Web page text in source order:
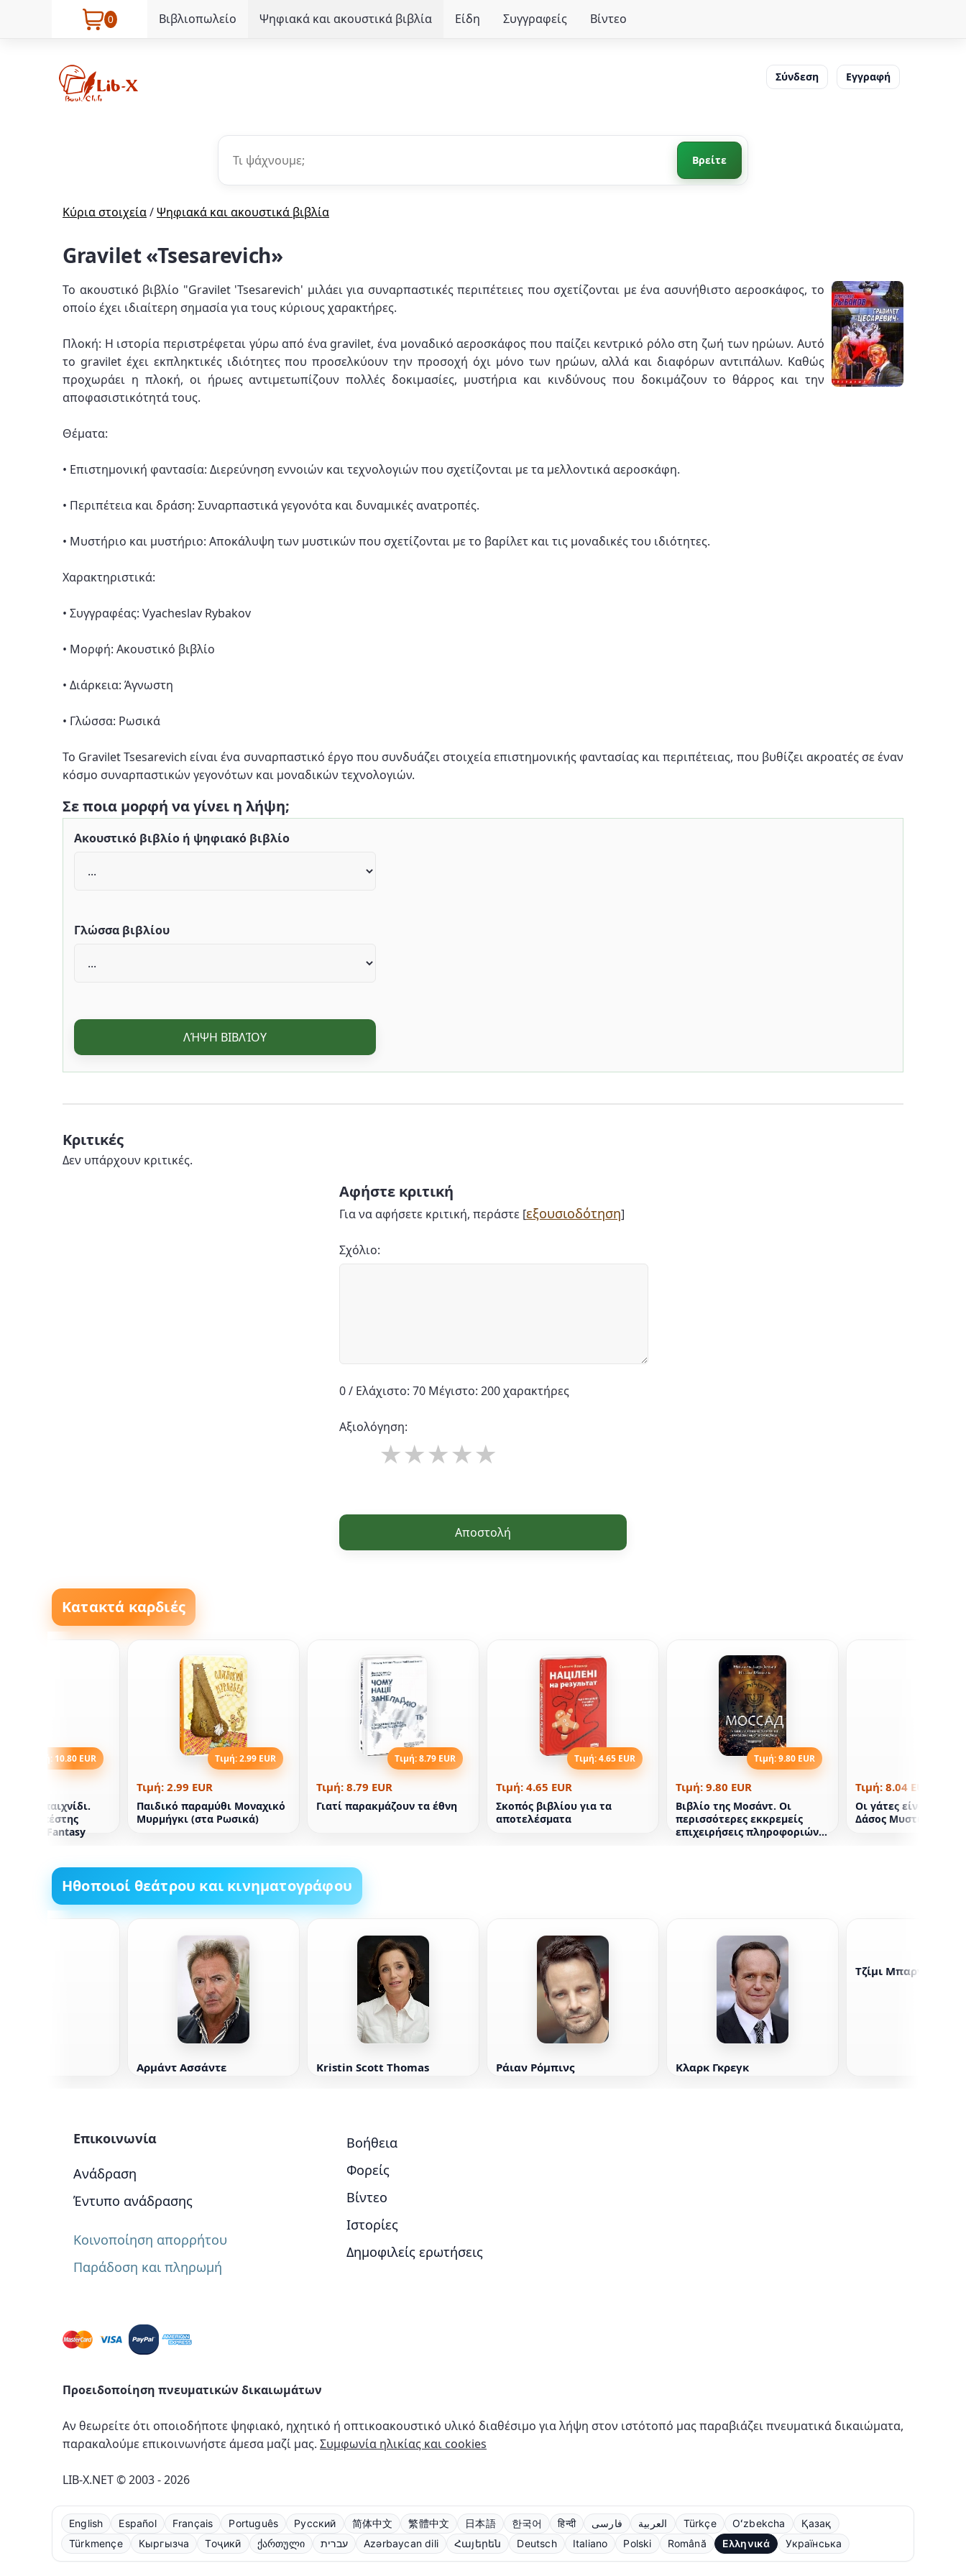
0 Βιβλιοπωλείο Ψηφιακά και ακουστικά βιβλία Είδη Συγγραφείς Βίντεο
Σύνδεση Εγγραφή
Βρείτε
Κύρια στοιχεία/Ψηφιακά και ακουστικά βιβλία
Gravilet «Tsesarevich»
Το ακουστικό βιβλίο "Gravilet 'Tsesarevich' μιλάει για συναρπαστικές περιπέτειες που σχετίζονται με ένα ασυνήθιστο αεροσκάφος, το
οποίο έχει ιδιαίτερη σημασία για τους κύριους χαρακτήρες.
Πλοκή: Η ιστορία περιστρέφεται γύρω από ένα gravilet, ένα μοναδικό αεροσκάφος που παίζει κεντρικό ρόλο στη ζωή των ηρώων. Αυτό
το gravilet έχει εκπληκτικές ιδιότητες που προσελκύουν την προσοχή όχι μόνο των ηρώων, αλλά και διαφόρων αντιπάλων. Καθώς
προχωράει η πλοκή, οι ήρωες αντιμετωπίζουν πολλές δοκιμασίες, μυστήρια και κινδύνους που δοκιμάζουν το θάρρος και την
αποφασιστικότητά τους.
Θέματα:
• Επιστημονική φαντασία: Διερεύνηση εννοιών και τεχνολογιών που σχετίζονται με τα μελλοντικά αεροσκάφη.
• Περιπέτεια και δράση: Συναρπαστικά γεγονότα και δυναμικές ανατροπές.
• Μυστήριο και μυστήριο: Αποκάλυψη των μυστικών που σχετίζονται με το βαρίλετ και τις μοναδικές του ιδιότητες.
Χαρακτηριστικά:
• Συγγραφέας: Vyacheslav Rybakov
• Μορφή: Ακουστικό βιβλίο
• Διάρκεια: Άγνωστη
• Γλώσσα: Ρωσικά
Το Gravilet Tsesarevich είναι ένα συναρπαστικό έργο που συνδυάζει στοιχεία επιστημονικής φαντασίας και περιπέτειας, που βυθίζει ακροατές σε έναν
κόσμο συναρπαστικών γεγονότων και μοναδικών τεχνολογιών.
Σε ποια μορφή να γίνει η λήψη;
Ακουστικό βιβλίο ή ψηφιακό βιβλίο
Γλώσσα βιβλίου
ΛΉΨΗ ΒΙΒΛΊΟΥ
Κριτικές
Δεν υπάρχουν κριτικές.
Αφήστε κριτική
Για να αφήσετε κριτική, περάστε [εξουσιοδότηση]
Σχόλιο:
0 / Ελάχιστο: 70 Μέγιστο: 200 χαρακτήρες
Αξιολόγηση:
Αποστολή
Κατακτά καρδιές
Τιμή: 10.80 EUR
στο παιχνίδι.
Βουδαπέστης
Fantasy
Τιμή: 2.99 EUR
Τιμή: 2.99 EUR
Παιδικό παραμύθι Μοναχικό
Μυρμήγκι (στα Ρωσικά)
Τιμή: 8.79 EUR
Τιμή: 8.79 EUR
Γιατί παρακμάζουν τα έθνη
Τιμή: 4.65 EUR
Τιμή: 4.65 EUR
Σκοπός βιβλίου για τα
αποτελέσματα
Τιμή: 9.80 EUR
Τιμή: 9.80 EUR
Βιβλίο της Μοσάντ. Οι
περισσότερες εκκρεμείς
επιχειρήσεις πληροφοριών
Τιμή: 8.04 EUR
Οι γάτες είναι
Δάσος Μυστικών
Ηθοποιοί θεάτρου και κινηματογράφου
Αρμάντ Ασσάντε Kristin Scott Thomas Ράιαν Ρόμπινς Κλαρκ Γκρεγκ
Τζίμι Μπαρνς
Επικοινωνία
Ανάδραση
Έντυπο ανάδρασης
Κοινοποίηση απορρήτου
Παράδοση και πληρωμή
Βοήθεια
Φορείς
Βίντεο
Ιστορίες
Δημοφιλείς ερωτήσεις
Προειδοποίηση πνευματικών δικαιωμάτων
Αν θεωρείτε ότι οποιοδήποτε ψηφιακό, ηχητικό ή οπτικοακουστικό υλικό διαθέσιμο για λήψη στον ιστότοπό μας παραβιάζει πνευματικά δικαιώματα,
παρακαλούμε επικοινωνήστε άμεσα μαζί μας. Συμφωνία ηλικίας και cookies
LIB-X.NET © 2003 - 2026
English Español Français Português Русский 简体中文 繁體中文 日本語 한국어 हिन्दी فارسی العربية Türkçe Oʻzbekcha
Қазақ
Türkmençe
Кыргызча Тоҷикӣ ქართული עברית Azərbaycan dili Հայերեն Deutsch Italiano Polski Română Ελληνικά Українська